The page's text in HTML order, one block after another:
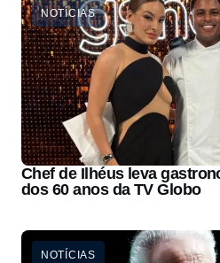
NOTÍCIAS
Chef de Ilhéus leva
dos 60 anos da TV Globo
NOTÍCIAS